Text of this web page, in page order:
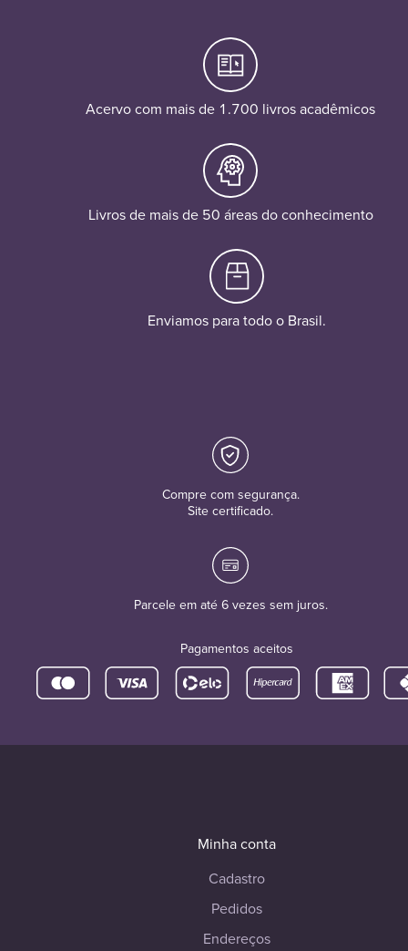
Acervo com mais de 1.700 livros acadêmicos
Livros de mais de 50 áreas do conhecimento
Enviamos para todo o Brasil.
Compre com segurança.
Site certificado.
Parcele em até 6 vezes sem juros.
Pagamentos aceitos
Minha conta
Cadastro
Pedidos
Endereços